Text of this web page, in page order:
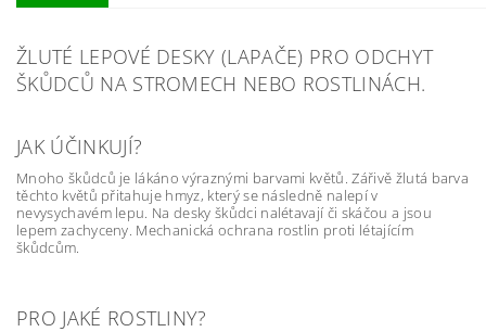
ŽLUTÉ LEPOVÉ DESKY (LAPAČE) PRO ODCHYT
ŠKŮDCŮ NA STROMECH NEBO ROSTLINÁCH.
JAK ÚČINKUJÍ?
Mnoho škůdců je lákáno výraznými barvami květů. Zářivě žlutá barva
těchto květů přitahuje hmyz, který se následně nalepí v
nevysychavém lepu. Na desky škůdci nalétavají či skáčou a jsou
lepem zachyceny. Mechanická ochrana rostlin proti létajícím
škůdcům.
PRO JAKÉ ROSTLINY?